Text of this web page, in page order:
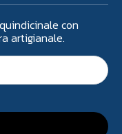
con
artigianale.